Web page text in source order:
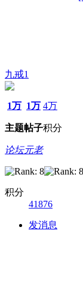
九戒1
1万
主题
1万
帖子
4万
积分
论坛元老
积分
41876
发消息